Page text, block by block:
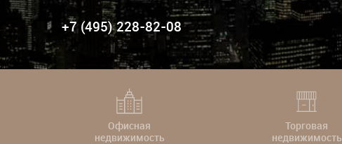
+7 (495) 228-82-08
Офисная
недвижимость
Торговая
недвижимость